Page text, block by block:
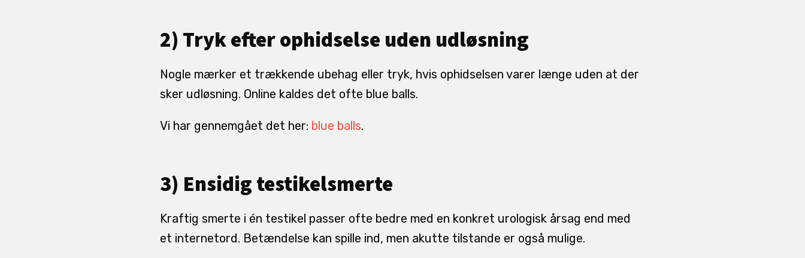
2) Tryk efter ophidselse uden udløsning
Nogle mærker et trækkende ubehag eller tryk, hvis ophidselsen varer længe uden at der
sker udløsning. Online kaldes det ofte blue balls.
Vi har gennemgået det her: blue balls.
3) Ensidig testikelsmerte
Kraftig smerte i én testikel passer ofte bedre med en konkret urologisk årsag end med
et internetord. Betændelse kan spille ind, men akutte tilstande er også mulige.